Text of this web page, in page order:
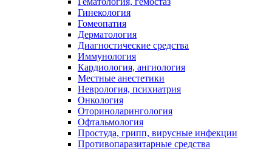
Гинекология
Гомеопатия
Дерматология
Диагностические средства
Иммунология
Кардиология, ангиология
Местные анестетики
Неврология, психиатрия
Онкология
Оториноларингология
Офтальмология
Простуда, грипп, вирусные инфекции
Противопаразитарные средства